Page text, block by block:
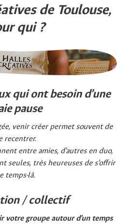
de Toulouse,
qui ?
qui ont besoin d’une
pause
venir créer permet souvent de
recentrer.
entre amies, d’autres en duo,
seules, très heureuses de s’offrir
temps-là.
/ collectif
votre groupe autour d’un temps